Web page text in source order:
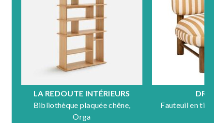
LA REDOUTE INTÉRIEURS
Bibliothèque plaquée chêne,
Orga
Fauteuil en